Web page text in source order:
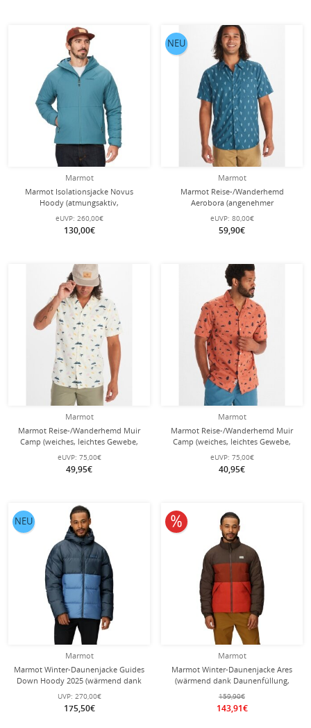
Marmot
Marmot Isolationsjacke Novus
Hoody (atmungsaktiv,
wasserabweisend, PFC-frei) blau
Herren
eUVP: 260,00€
130,00€
Marmot
Marmot Reise-/Wanderhemd
Aerobora (angenehmer
Tragekomfort) Kurzarm dustyblau
Herren
eUVP: 80,00€
59,90€
NEU
Marmot
Marmot Reise-/Wanderhemd Muir
Camp (weiches, leichtes Gewebe,
atmungsaktiv) Kurzarm beige Herren
eUVP: 75,00€
49,95€
Marmot
Marmot Reise-/Wanderhemd Muir
Camp (weiches, leichtes Gewebe,
atmungsaktiv) Kurzarm
braun/navyblau Herren
eUVP: 75,00€
40,95€
Marmot
Marmot Winter-Daunenjacke Guides
Down Hoody 2025 (wärmend dank
Daunenfüllung) dunkelgrau/blau
Herren
UVP: 270,00€
175,50€
NEU
Marmot
Marmot Winter-Daunenjacke Ares
(wärmend dank Daunenfüllung,
leichtes Gewebe) braun/rot Herren
159,90€
143,91€
10% reduziert